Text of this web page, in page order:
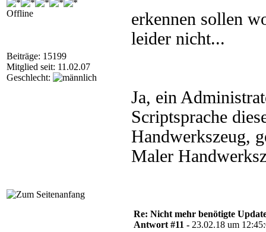
Offline
Beiträge: 15199
Mitglied seit: 11.02.07
Geschlecht:
erkennen sollen
leider nicht...
Ja, ein
Scriptsprache
Handwerkszeug,
Maler
Re: Nicht mehr benötigte
Antwort #11 - 23.02.18 um